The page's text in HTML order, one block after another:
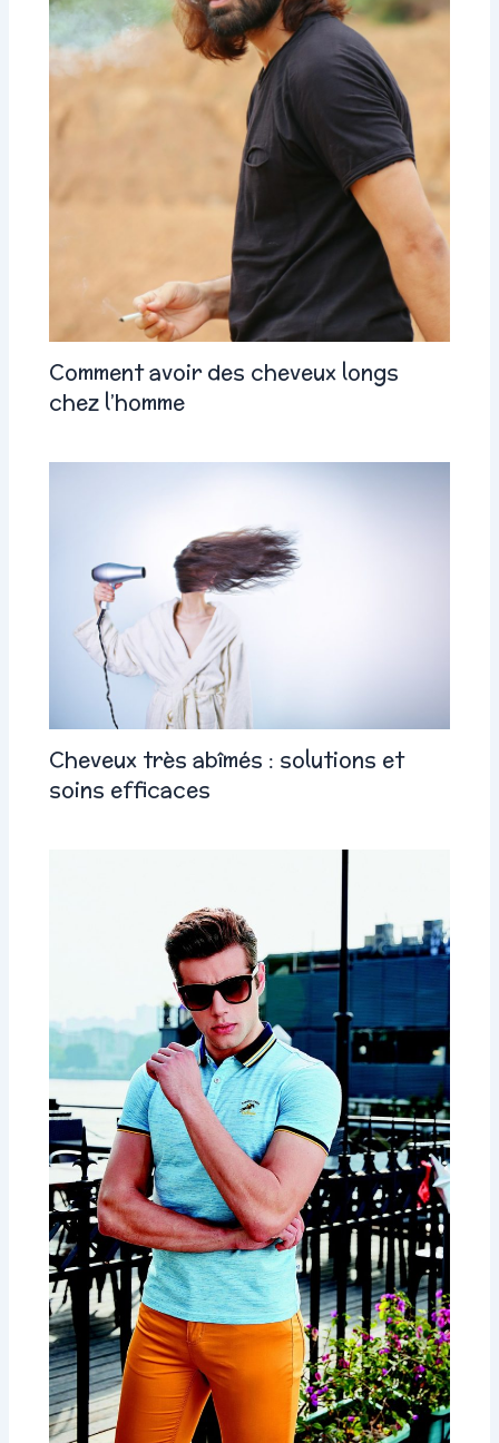
Comment avoir des cheveux longs
chez l’homme
Cheveux très abîmés : solutions et
soins efficaces